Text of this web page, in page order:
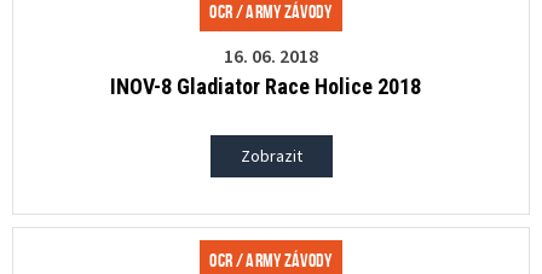
OCR / Army závody
16. 06. 2018
INOV-8 Gladiator Race Holice 2018
Zobrazit
OCR / Army závody